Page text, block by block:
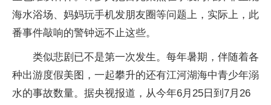
海水浴场、妈妈玩手机发朋友圈等问题上，实际上，此
番事件敲响的警钟远不止这些。
类似悲剧已不是第一次发生。每年暑期，伴随着各
种出游度假美图，一起攀升的还有江河湖海中青少年溺
水的事故数量。据央视报道，从今年6月25日到7月26